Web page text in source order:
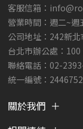
客服信箱：
營業時間：週二~
公司地址：242新
台北市辦公處：
聯絡電話：02-
統一編號：
關於我們